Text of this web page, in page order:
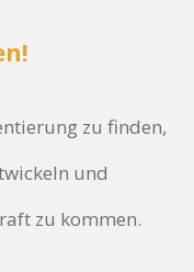
zu finden,
und
zu kommen.